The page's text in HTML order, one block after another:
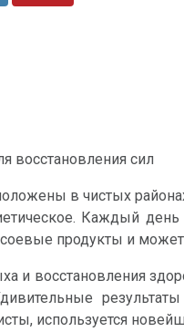
восстановления сил
в чистых
Каждый
продукты и может
и восстановления
используется